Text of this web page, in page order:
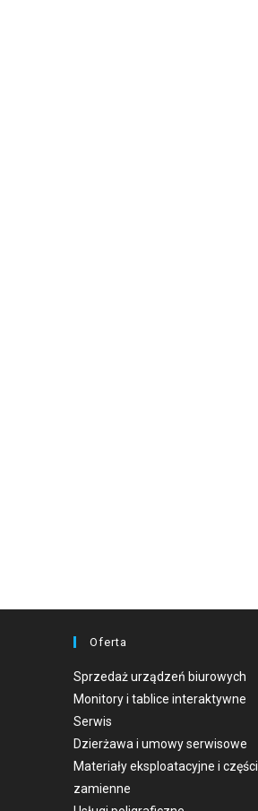
Oferta
Sprzedaż urządzeń biurowych
Monitory i tablice interaktywne
Serwis
Dzierżawa i umowy serwisowe
Materiały eksploatacyjne i części
zamienne